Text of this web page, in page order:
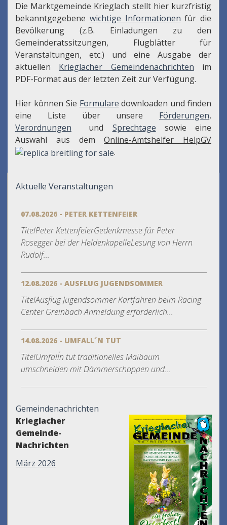
Die Marktgemeinde Krieglach stellt hier kurzfristig
bekanntgegebene wichtige Informationen für die
Bevölkerung (z.B. Einladungen zu den
Gemeinderatssitzungen, Flugblätter für
Veranstaltungen, etc.) und eine Ausgabe der
aktuellen Krieglacher Gemeindenachrichten im
PDF-Format aus der letzten Zeit zur Verfügung.
Hier können Sie Formulare downloaden und finden
eine Liste über unsere Förderungen,
Verordnungen und Sprechtage
sowie eine
Auswahl aus demOnline-Amtshelfer HelpGV
.
Aktuelle Veranstaltungen
07.08.2026 - PETER KETTENFEIER
TitelPeter KettenfeierGedenkmesse für Peter
Rosegger bei der HeldenkapelleLesung von Herrn
Rudolf...
12.08.2026 - AUSFLUG JUGENDSOMMER
TitelAusflug Jugendsommer Kartfahren beim Racing
Center Greinbach Anmeldung erforderlich...
14.08.2026 - UMFALL´N TUT
TitelUmfall´n tut traditionelles Maibaum
umschneiden mit Dämmerschoppen und...
Gemeindenachrichten
Krieglacher
Gemeinde-
Nachrichten
März 2026